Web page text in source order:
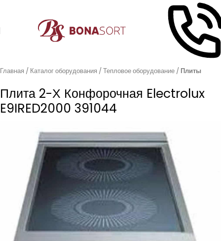
Главная Каталог оборудования Тепловое оборудование Плиты
Плита 2-Х Конфорочная Electrolux
E9IRED2000 391044